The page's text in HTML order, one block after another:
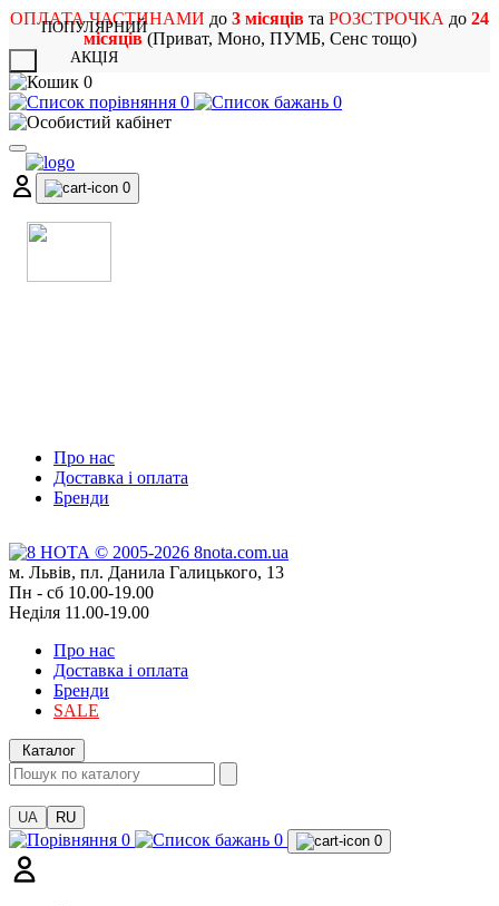
ОПЛАТА ЧАСТИНАМИ до 3 місяців та РОЗСТРОЧКА до 24
місяців(Приват, Моно, ПУМБ, Сенс тощо)
0
0
0
0
Про нас
Доставка і оплата
Бренди
м. Львів, пл. Данила Галицького, 13
Пн - сб 10.00-19.00
Неділя 11.00-19.00
Про нас
Доставка і оплата
Бренди
SALE
Каталог
UA RU
0 0 0
ПОПУЛЯРНИЙ
АКЦІЯ